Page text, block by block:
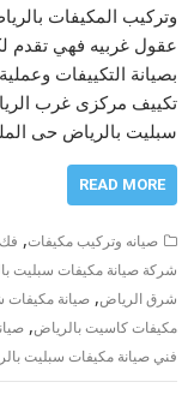
وتركيب المكيفات
عقول غربيه فهي تقدم
بصيانة التكييفات
تكييف مركزى غرب
سبليت بالرياض حى
READ MORE
صيانه وتركيب مكيفات,
شركة صيانة مكيفات سبليت
شرق الرياض,صيانة مكيفات
مكيفات كاسيت بالرياض,
فني صيانة مكيفات سبليت